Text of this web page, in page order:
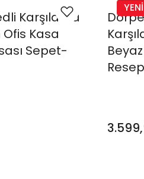
Karşılama
Ofis Kasa
Sepet-
YENİ